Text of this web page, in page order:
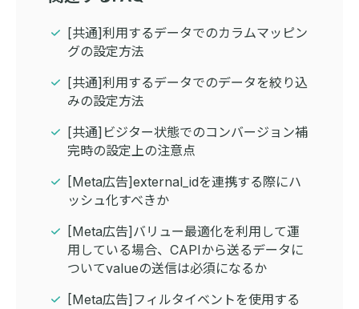
[共通]利用するデータでのカラムマッピン
グの設定方法
[共通]利用するデータでのデータを絞り込
みの設定方法
[共通]ビジター状態でのコンバージョン補
完時の設定上の注意点
[Meta広告]external_idを連携する際にハ
ッシュ化すべきか
[Meta広告]バリュー最適化を利用して運
用している場合、CAPIから送るデータに
ついてvalueの送信は必須になるか
[Meta広告]フィルタイベントを使用する